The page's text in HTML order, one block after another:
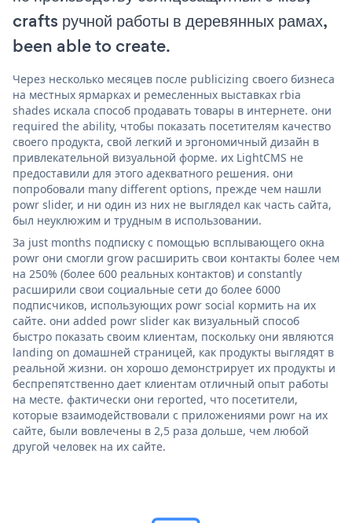
crafts ручной работы в деревянных рамах,
been able to create.
Через несколько месяцев после publicizing своего бизнеса
на местных ярмарках и ремесленных выставках rbia
shades искала способ продавать товары в интернете. они
required the ability, чтобы показать посетителям качество
своего продукта, свой легкий и эргономичный дизайн в
привлекательной визуальной форме. их LightCMS не
предоставили для этого адекватного решения. они
попробовали many different options, прежде чем нашли
powr slider, и ни один из них не выглядел как часть сайта,
был неуклюжим и трудным в использовании.
За just months подписку с помощью всплывающего окна
powr они смогли grow расширить свои контакты более чем
на 250% (более 600 реальных контактов) и constantly
расширили свои социальные сети до более 6000
подписчиков, использующих powr social кормить на их
сайте. они added powr slider как визуальный способ
быстро показать своим клиентам, поскольку они являются
landing on домашней страницей, как продукты выглядят в
реальной жизни. он хорошо демонстрирует их продукты и
беспрепятственно дает клиентам отличный опыт работы
на месте. фактически они reported, что посетители,
которые взаимодействовали с приложениями powr на их
сайте, были вовлечены в 2,5 раза дольше, чем любой
другой человек на их сайте.